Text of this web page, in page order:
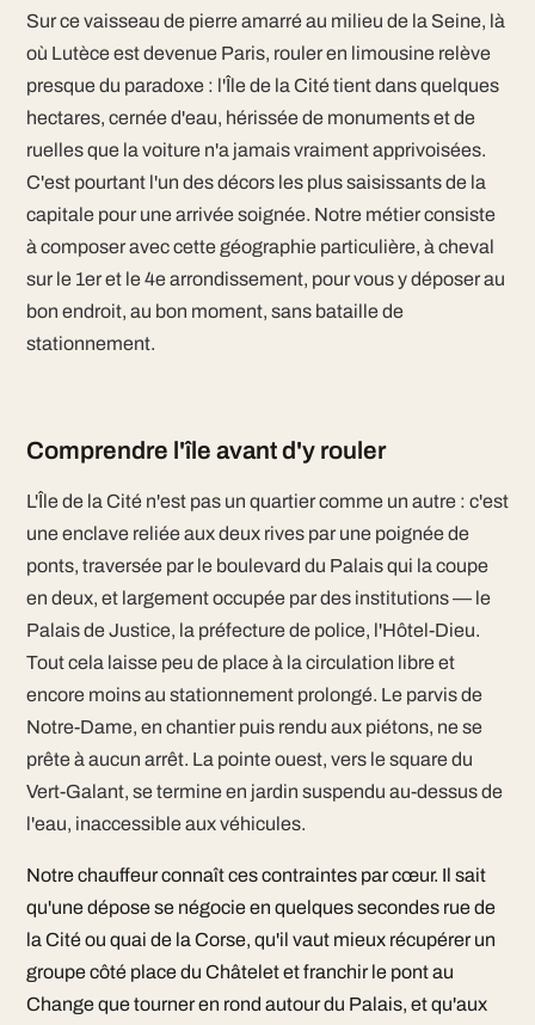
Sur ce vaisseau de pierre amarré au milieu de la Seine, là
où Lutèce est devenue Paris, rouler en limousine relève
presque du paradoxe : l'Île de la Cité tient dans quelques
hectares, cernée d'eau, hérissée de monuments et de
ruelles que la voiture n'a jamais vraiment apprivoisées.
C'est pourtant l'un des décors les plus saisissants de la
capitale pour une arrivée soignée. Notre métier consiste
à composer avec cette géographie particulière, à cheval
sur le 1er et le 4e arrondissement, pour vous y déposer au
bon endroit, au bon moment, sans bataille de
stationnement.
Comprendre l'île avant d'y rouler
L'Île de la Cité n'est pas un quartier comme un autre : c'est
une enclave reliée aux deux rives par une poignée de
ponts, traversée par le boulevard du Palais qui la coupe
en deux, et largement occupée par des institutions — le
Palais de Justice, la préfecture de police, l'Hôtel-Dieu.
Tout cela laisse peu de place à la circulation libre et
encore moins au stationnement prolongé. Le parvis de
Notre-Dame, en chantier puis rendu aux piétons, ne se
prête à aucun arrêt. La pointe ouest, vers le square du
Vert-Galant, se termine en jardin suspendu au-dessus de
l'eau, inaccessible aux véhicules.
Notre chauffeur connaît ces contraintes par cœur. Il sait
qu'une dépose se négocie en quelques secondes rue de
la Cité ou quai de la Corse, qu'il vaut mieux récupérer un
groupe côté place du Châtelet et franchir le pont au
Change que tourner en rond autour du Palais, et qu'aux